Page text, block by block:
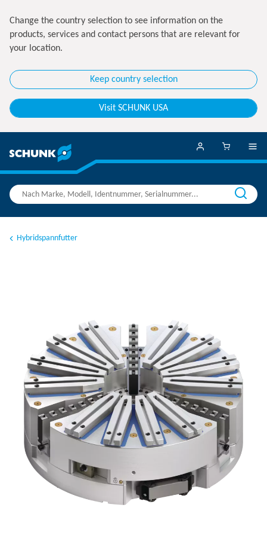
Change the country selection to see information on the
products, services and contact persons that are relevant for
your location.
Keep country selection
Visit SCHUNK USA
Hybridspannfutter